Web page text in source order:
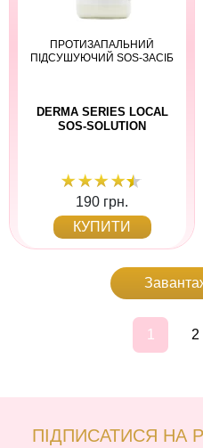
ПРОТИЗАПАЛЬНИЙ
ПІДСУШУЮЧИЙ SOS-ЗАСІБ
DERMA SERIES LOCAL
SOS-SOLUTION
190 грн.
КУПИТИ
1 2
ПІДПИСАТИСЯ НА